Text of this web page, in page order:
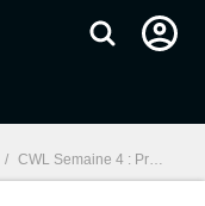
/ CWL Semaine 4 : Preview & matchs à suivre